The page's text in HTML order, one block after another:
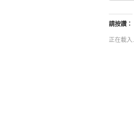
請按讚：
正在載入...